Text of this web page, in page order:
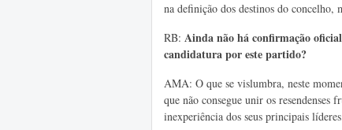
na definição dos destinos do concelho,
RB: Ainda não há confirmação
candidatura por este partido?
AMA: O que se vislumbra, neste
que não consegue unir os
inexperiência dos seus principais